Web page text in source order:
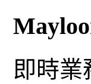
即時業